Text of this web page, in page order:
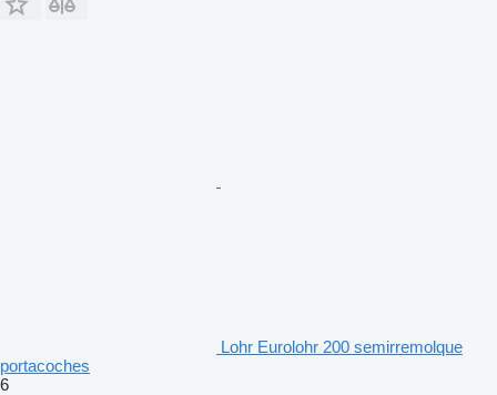
Lohr Eurolohr 200 semirremolque
portacoches
6